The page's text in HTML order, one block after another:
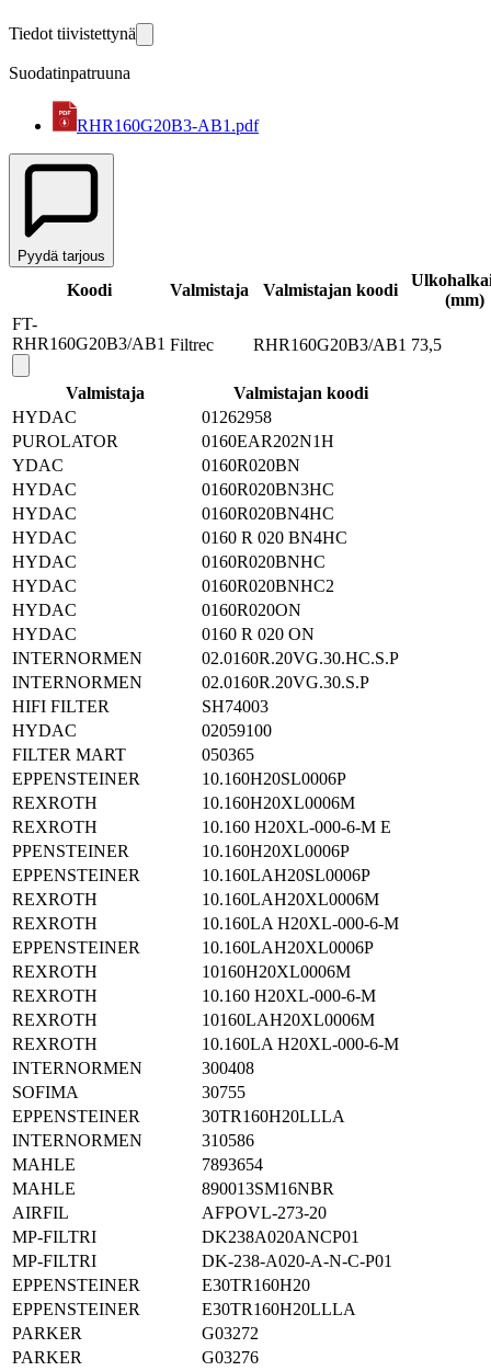
Tiedot tiivistettynä
Suodatinpatruuna
RHR160G20B3-AB1.pdf
Pyydä tarjous
Koodi Valmistaja Valmistajan koodi
(mm)
FT-
RHR160G20B3/AB1 Filtrec RHR160G20B3/AB1 73,5
Valmistaja
Valmistajan koodi
HYDAC
01262958
PUROLATOR
0160EAR202N1H
YDAC
0160R020BN
HYDAC
0160R020BN3HC
HYDAC
0160R020BN4HC
HYDAC
0160 R 020 BN4HC
HYDAC
0160R020BNHC
HYDAC
0160R020BNHC2
HYDAC
0160R020ON
HYDAC
0160 R 020 ON
INTERNORMEN
02.0160R.20VG.30.HC.S.P
INTERNORMEN
02.0160R.20VG.30.S.P
HIFI FILTER
SH74003
HYDAC
02059100
FILTER MART
050365
EPPENSTEINER
10.160H20SL0006P
REXROTH
10.160H20XL0006M
REXROTH
10.160 H20XL-000-6-M E
PPENSTEINER
10.160H20XL0006P
EPPENSTEINER
10.160LAH20SL0006P
REXROTH
10.160LAH20XL0006M
REXROTH
10.160LA H20XL-000-6-M
EPPENSTEINER
10.160LAH20XL0006P
REXROTH
10160H20XL0006M
REXROTH
10.160 H20XL-000-6-M
REXROTH
10160LAH20XL0006M
REXROTH
10.160LA H20XL-000-6-M
INTERNORMEN
300408
SOFIMA
30755
EPPENSTEINER
30TR160H20LLLA
INTERNORMEN
310586
MAHLE
7893654
MAHLE
890013SM16NBR
AIRFIL
AFPOVL-273-20
MP-FILTRI
DK238A020ANCP01
MP-FILTRI
DK-238-A020-A-N-C-P01
EPPENSTEINER
E30TR160H20
EPPENSTEINER
E30TR160H20LLLA
PARKER
G03272
PARKER
G03276